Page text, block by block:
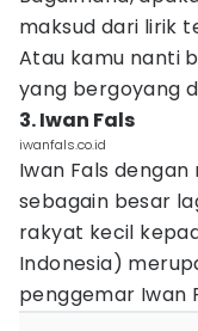
maksud dari lirik
Atau kamu nanti
yang bergoyang
3. Iwan Fals
iwanfals.co.id
Iwan Fals
sebagain besar
rakyat kecil
Indonesia)
penggemar Iwan